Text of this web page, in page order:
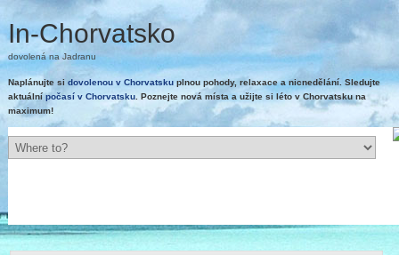
In-Chorvatsko
dovolená na Jadranu
Naplánujte si dovolenou v Chorvatskuplnou pohody, relaxace a nicnedělání. Sledujte
aktuálnípočasí v Chorvatsku. Poznejte nová místa a užijte si léto v Chorvatsku na
maximum!